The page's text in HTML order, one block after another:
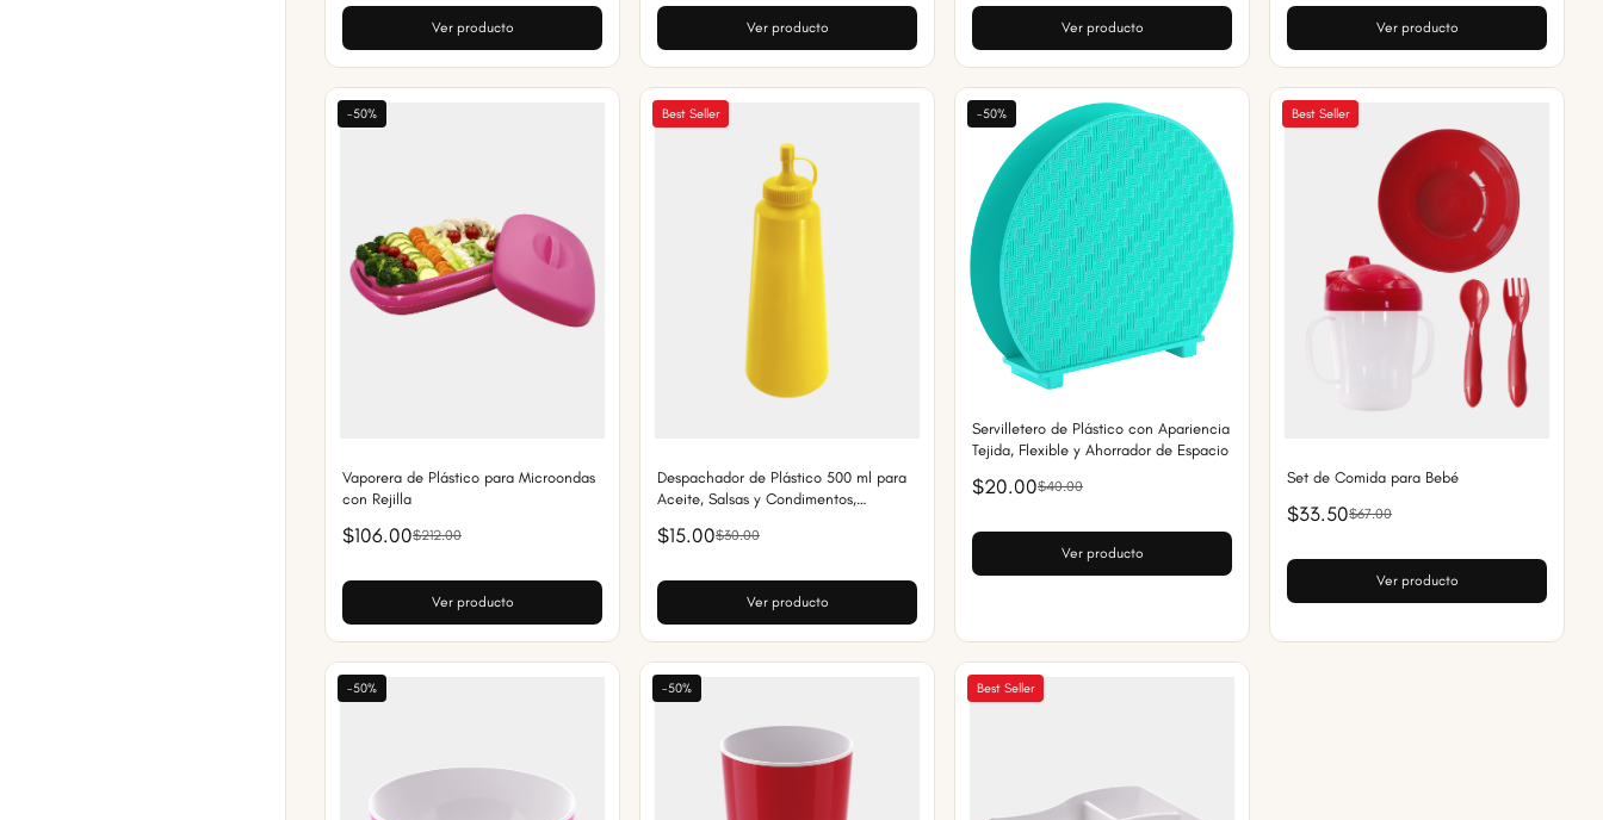
Ver producto Ver producto Ver producto Ver producto
-50%
Vaporera de Plástico para Microondas
con Rejilla
$106.00$212.00
Ver producto
Best Seller
Despachador de Plástico 500 ml para
Aceite, Salsas y Condimentos,
$15.00$30.00
Ver producto
-50%
Servilletero de Plástico con Apariencia
Tejida, Flexible y Ahorrador de Espacio
$20.00$40.00
Ver producto
Best Seller
Set de Comida para Bebé
$33.50$67.00
Ver producto
-50% -50% Best Seller